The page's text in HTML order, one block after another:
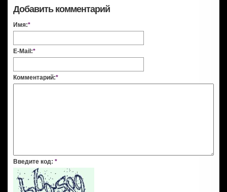
Добавить комментарий
Имя:*
E-Mail:*
Комментарий:*
Введите код: *